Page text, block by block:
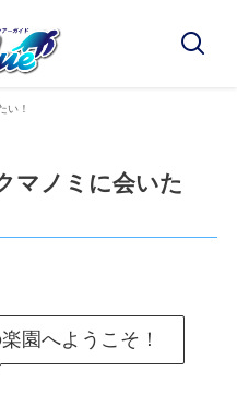
い！
マノミに会いた
園へようこそ！